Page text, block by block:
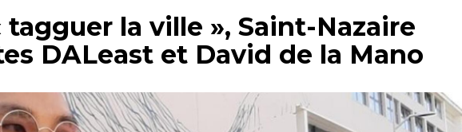
la ville », Saint-Nazaire
DALeast et David de la Mano